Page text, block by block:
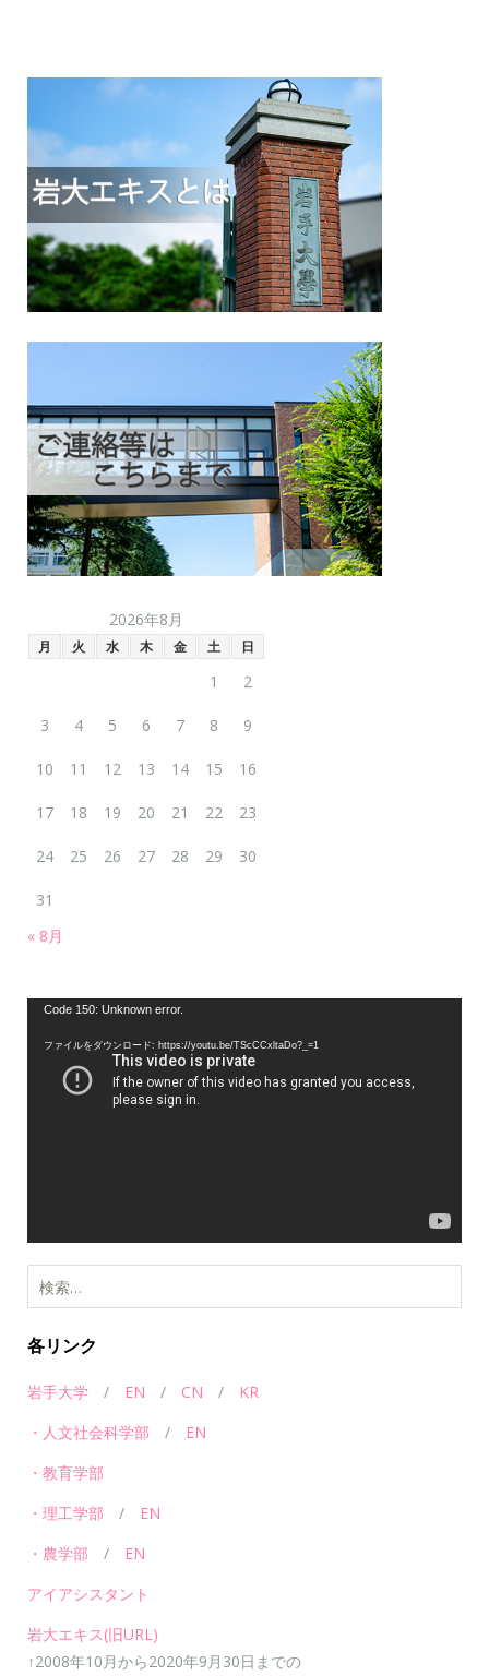
2026年8月
月 火 水 木 金 土 日
1 2
3 4 5 6 7 8 9
10 11 12 13 14 15 16
17 18 19 20 21 22 23
24 25 26 27 28 29 30
31
« 8月
Code 150: Unknown error.
ファイルをダウンロード: https://youtu.be/TScCCxltaDo?_=1
各リンク
岩手大学 / EN / CN / KR
・人文社会科学部 / EN
・教育学部
・理工学部 / EN
・農学部 / EN
アイアシスタント
岩大エキス(旧URL)
↑2008年10月から2020年9月30日までの